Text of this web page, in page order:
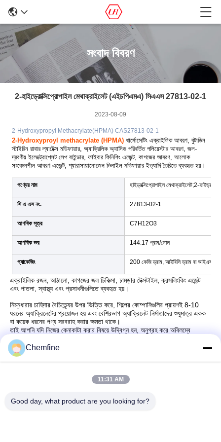
সংবাদ বিবরণ
2-হাইড্রোক্সিপ্রোপাইল মেথাক্রাইলেট (এইচপিএমএ) সিএএস 27813-02-1
2023-08-09
2-Hydroxypropyl Methacrylate(HPMA) CAS27813-02-1
2-Hydroxyproyl methacrylate (HPMA) থার্মোসেটিং এক্রাইলিক আবরণ, বুটাডিন
স্টাইরিন রাবার ল্যাটেক্স মডিফায়ার, অ্যাক্রিলিক অ্যাসিড পরিবর্তিত পলিয়েস্টার আবরণ, জল-
দ্রবণীয় ইলেক্ট্রোপ্লেট লেপ বাইন্ডার, ফাইবার ফিনিশিং এজেন্ট, কাগজের আবরণ, আলোক
সংবেদনশীল আবরণ এজেন্ট, প্যারাসায়ানোজেন ভিনাইল মডিফায়ার ইত্যাদি তৈরিতে ব্যবহৃত হয়।
পণ্যের নাম হাইড্রক্সিপ্রোপাইল মেথাক্রাইলেট;2-
সি এ এস নং. 27813-02-1
আণবিক সূত্র C7H12O3
আণবিক ভর 144.17 গ্রাম/মোল
প্যাকেজিং 200 কেজি ড্রাম, আইবিসি ড্রাম বা আইএসও
এক্রাইলিক রজন, আঠালো, কাগজের জল চিকিত্সা, চামড়ার টেক্সটাইল, ক্রসলিংকিং এজেন্ট
এবং পাতলা, স্বাস্থ্য এবং প্রসাধনীগুলিতে ব্যবহৃত হয়।
নিম্নধারার চাহিদার বৈচিত্র্যের উপর ভিত্তি করে, শিল্পের কোম্পানিগুলির প্রায়শই 8-10
ধরনের অ্যাক্রিলেটের প্রয়োজন হয় এবং বেশিরভাগ অ্যাক্রিলেট নির্মাতাদের শুধুমাত্র একক
বা কয়েক ধরনের পণ্য সরবরাহ করার ক্ষমতা থাকে।
তাই আপনি যদি নিজের কেনাকাটা করার বিষয়ে উদ্বিগ্ন হন, অনুগ্রহ করে অবিলম্বে
info@chemfineinternational.com এর সাথে যোগাযোগ করুন।
Chemfine
11:31 AM
Good day, what product are you looking for?